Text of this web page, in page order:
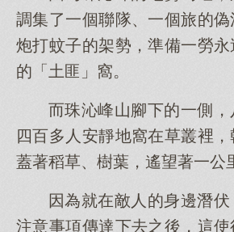
調集了一個聯隊、一個旅的
炮打蚊子的架勢，準備一勞
的「土匪」窩。
而珠沁峰山腳下的一側
四百多人安靜地窩在草叢裡
蓋著稻草、樹葉，遙望著一公
因為就在敵人的身邊潛
注意事項傳達下去之後，這